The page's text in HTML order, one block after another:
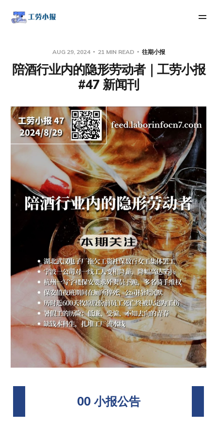
AUG 29, 2024 21 MIN READ 往期小报
陪酒行业内的隐形劳动者｜工劳小报
#47 新闻刊
00 小报公告